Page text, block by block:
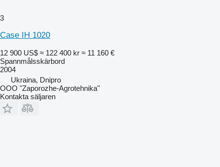
3
Case IH 1020
12 900 US$ ≈ 122 400 kr ≈ 11 160 €
Spannmålsskärbord
2004
Ukraina, Dnipro
OOO "Zaporozhe-Agrotehnika"
Kontakta säljaren